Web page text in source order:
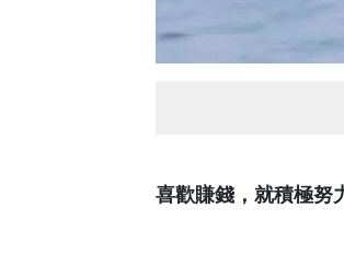
喜歡賺錢，就積極努